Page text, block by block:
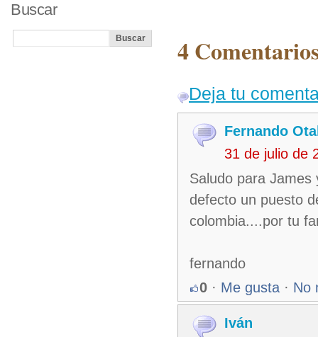
4
Deja tu
Fernando
31 de julio de
Saludo para
defecto un puesto
colombia....por tu
fernando
0 · Me gusta · No
Iván
Buscar